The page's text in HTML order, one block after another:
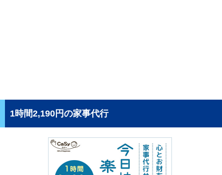
1時間2,190円の家事代行